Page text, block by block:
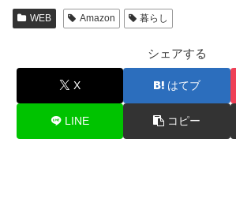
WEB Amazon 暮らし
シェアする
X はてブ
LINE コピー